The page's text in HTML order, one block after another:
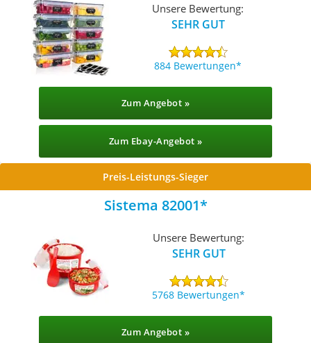
Unsere Bewertung:
SEHR GUT
884 Bewertungen
Zum Angebot »
Zum Ebay-Angebot »
Preis-Leistungs-Sieger
Sistema 82001
Unsere Bewertung:
SEHR GUT
5768 Bewertungen
Zum Angebot »